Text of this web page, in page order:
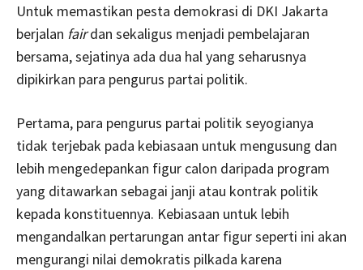
Untuk memastikan pesta demokrasi di DKI Jakarta
berjalan fairdan sekaligus menjadi pembelajaran
bersama, sejatinya ada dua hal yang seharusnya
dipikirkan para pengurus partai politik.
Pertama, para pengurus partai politik seyogianya
tidak terjebak pada kebiasaan untuk mengusung dan
lebih mengedepankan figur calon daripada program
yang ditawarkan sebagai janji atau kontrak politik
kepada konstituennya. Kebiasaan untuk lebih
mengandalkan pertarungan antar figur seperti ini akan
mengurangi nilai demokratis pilkada karena